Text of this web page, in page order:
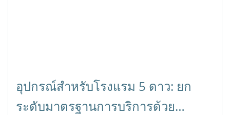
อุปกรณ์สำหรับโรงแรม 5 ดาว: ยก
ระดับมาตรฐานการบริการด้วย